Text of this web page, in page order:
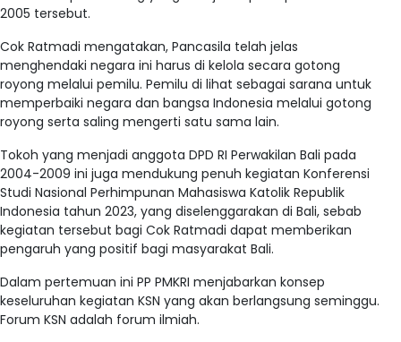
2005 tersebut.
Cok Ratmadi mengatakan, Pancasila telah jelas
menghendaki negara ini harus di kelola secara gotong
royong melalui pemilu. Pemilu di lihat sebagai sarana untuk
memperbaiki negara dan bangsa Indonesia melalui gotong
royong serta saling mengerti satu sama lain.
Tokoh yang menjadi anggota DPD RI Perwakilan Bali pada
2004-2009 ini juga mendukung penuh kegiatan Konferensi
Studi Nasional Perhimpunan Mahasiswa Katolik Republik
Indonesia tahun 2023, yang diselenggarakan di Bali, sebab
kegiatan tersebut bagi Cok Ratmadi dapat memberikan
pengaruh yang positif bagi masyarakat Bali.
Dalam pertemuan ini PP PMKRI menjabarkan konsep
keseluruhan kegiatan KSN yang akan berlangsung seminggu.
Forum KSN adalah forum ilmiah.